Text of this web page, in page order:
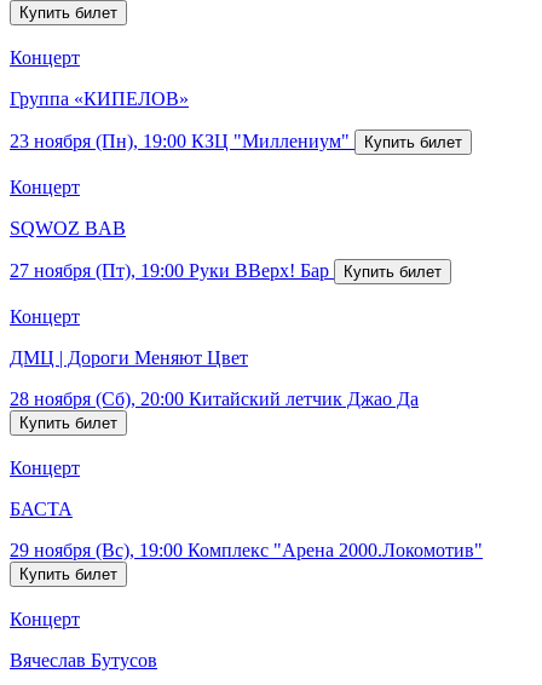
Концерт
Группа «КИПЕЛОВ»
23 ноября (Пн), 19:00 КЗЦ "Миллениум"
Концерт
SQWOZ BAB
27 ноября (Пт), 19:00 Руки ВВерх! Бар
Концерт
ДМЦ | Дороги Меняют Цвет
28 ноября (Сб), 20:00 Китайский летчик Джао Да
Концерт
БАСТА
29 ноября (Вс), 19:00 Комплекс "Арена 2000.Локомотив"
Концерт
Вячеслав Бутусов